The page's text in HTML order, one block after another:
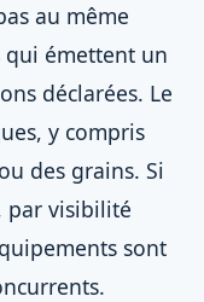
au même
qui émettent un
déclarées. Le
y compris
des grains. Si
par visibilité
sont